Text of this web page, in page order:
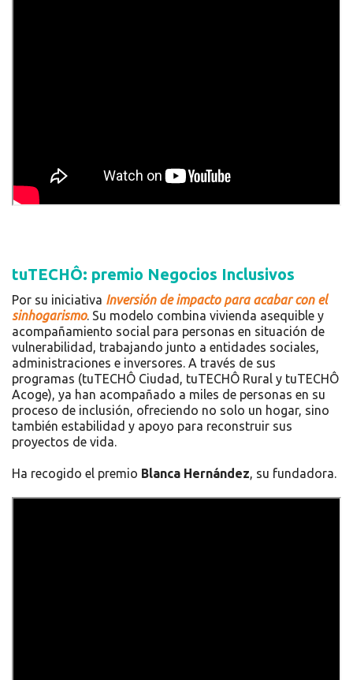
tuTECHÔ: premio Negocios Inclusivos
Por su iniciativa Inversión de impacto para acabar con el
sinhogarismo. Su modelo combina vivienda asequible y
acompañamiento social para personas en situación de
vulnerabilidad, trabajando junto a entidades sociales,
administraciones e inversores. A través de sus
programas (tuTECHÔ Ciudad, tuTECHÔ Rural y tuTECHÔ
Acoge), ya han acompañado a miles de personas en su
proceso de inclusión, ofreciendo no solo un hogar, sino
también estabilidad y apoyo para reconstruir sus
proyectos de vida.
Ha recogido el premio Blanca Hernández, su fundadora.